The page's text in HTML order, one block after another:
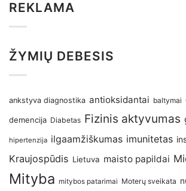
REKLAMA
ŽYMIŲ DEBESIS
ankstyva diagnostika antioksidantai baltymai
demencija Diabetas Fizinis aktyvumas
hipertenzija ilgaamžiškumas imunitetas
Kraujospūdis Lietuva maisto papildai
Mityba mitybos patarimai Moterų sveikata